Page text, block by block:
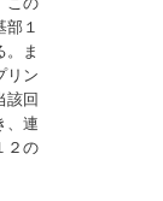
部１
。ま
リン
該回
、連
２の